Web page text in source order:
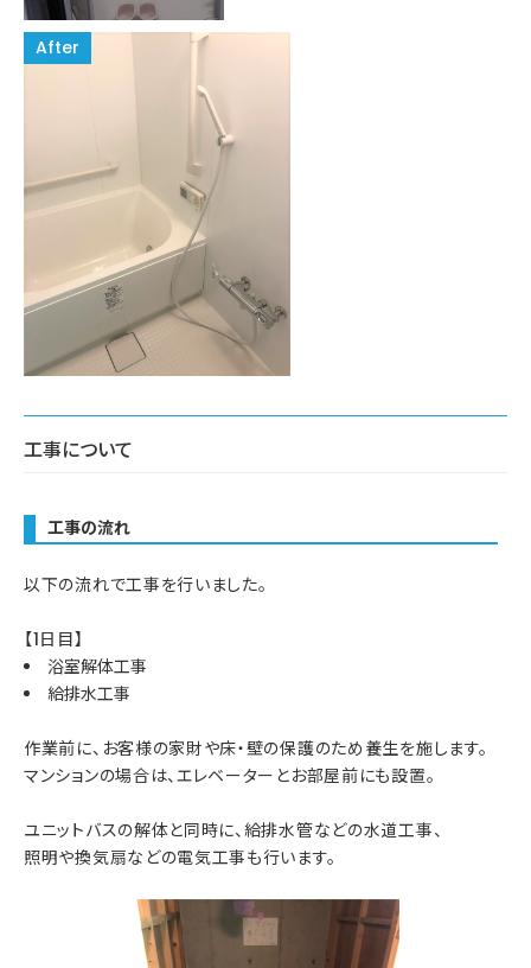
工事について
工事の流れ
以下の流れで工事を行いました。
【1日目】
浴室解体工事
給排水工事
作業前に、お客様の家財や床・壁の保護のため養生を施します。
マンションの場合は、エレベーターとお部屋前にも設置。
ユニットバスの解体と同時に、給排水管などの水道工事、
照明や換気扇などの電気工事も行います。